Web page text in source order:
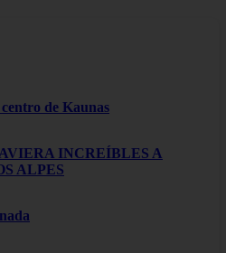
de Kaunas
INCREÍBLES A
ALPES